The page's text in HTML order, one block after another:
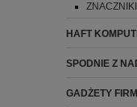
HAFT
SPODNIE Z
GADŻETY